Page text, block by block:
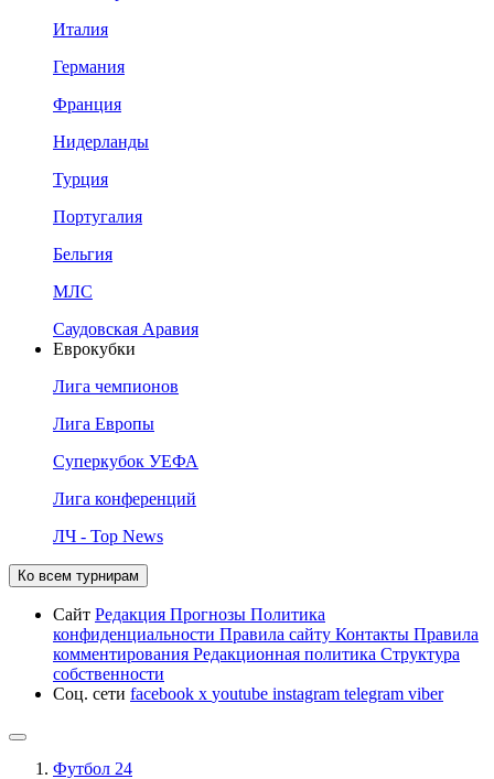
Италия
Германия
Франция
Нидерланды
Турция
Португалия
Бельгия
МЛС
Саудовская Аравия
Еврокубки
Лига чемпионов
Лига Европы
Суперкубок УЕФА
Лига конференций
ЛЧ - Top News
Ко всем турнирам
Сайт Редакция Прогнозы Политика
конфиденциальности Правила сайту Контакты Правила
комментирования Редакционная политика Структура
собственности
Соц. сети facebook x youtube instagram telegram viber
Футбол 24